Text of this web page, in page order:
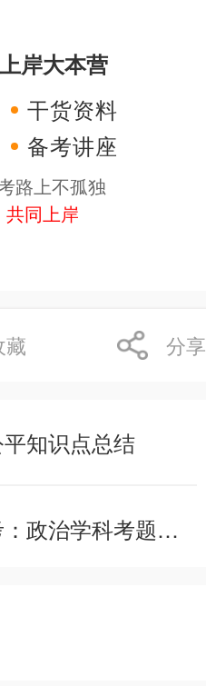
岸大本营
干货资料
备考讲座
路上不孤独
同上岸
藏 分享
知识点总结
2018下半年教师资格证考试备考：政治学科考题汇编